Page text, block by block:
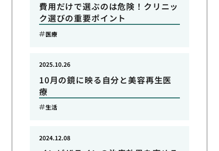
費用だけで選ぶのは危険！クリニッ
ク選びの重要ポイント
医療
10月の鏡に映る自分と美容再生医
療
2025.10.26
生活
2024.12.08